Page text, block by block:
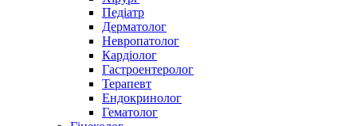
Педіатр
Дерматолог
Невропатолог
Кардіолог
Гастроентеролог
Терапевт
Ендокринолог
Гематолог